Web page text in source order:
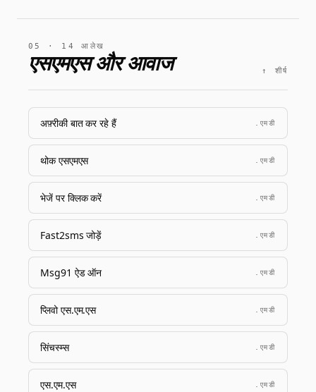
05 · 14 आलेख
एसएमएस और आवाज ↑ शीर्ष
अफ़्रीकी बात कर रहे हैं .एमडी
थोक एसएमएस .एमडी
भेजें पर क्लिक करें .एमडी
Fast2sms जोड़ें .एमडी
Msg91 ऐड ऑन .एमडी
प्लिवो एस.एम.एस .एमडी
सिंचस्म्स .एमडी
एस.एम.एस .एमडी